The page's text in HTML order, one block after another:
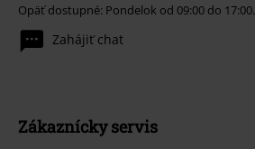
Opäť dostupné: Pondelok od 09:00 do 17:00.
Zahájiť chat
Zákaznícky servis